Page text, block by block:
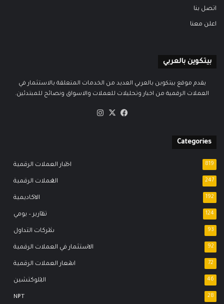
اتصل بنا
اعلن معنا
بيتكوين بالعربي
يقدم موقع بيتكوين بالعربي العديد من الخدمات المتعلقة بالاستثمار في
العملات الرقمية من اخبار وتحليلات للعملات والاسواق ونصائح للمبتدئين.
فيسبوك
‫X
Categories
اخبار العملات الرقمية 819
العملات الرقمية 247
الاكاديمية 192
تقارير – يومي 124
شركات التداول 93
الاستثمار في العملات الرقمية 92
اسعار العملات الرقمية 72
البلوكتشين 46
NFT 28